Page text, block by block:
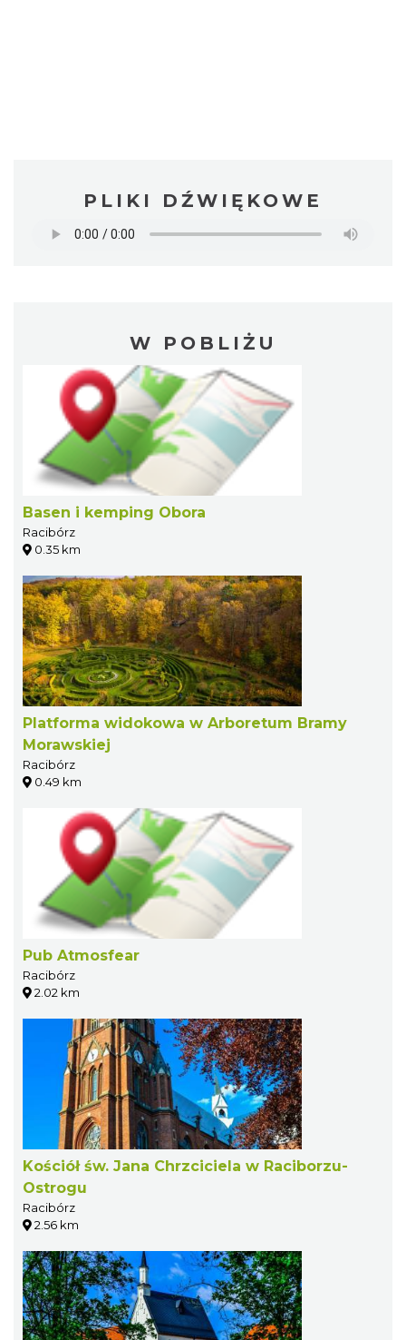
PLIKI DŹWIĘKOWE
W POBLIŻU
Basen i kemping Obora
Racibórz
0.35 km
Platforma widokowa w Arboretum Bramy
Morawskiej
Racibórz
0.49 km
Pub Atmosfear
Racibórz
2.02 km
Kościół św. Jana Chrzciciela w Raciborzu-
Ostrogu
Racibórz
2.56 km